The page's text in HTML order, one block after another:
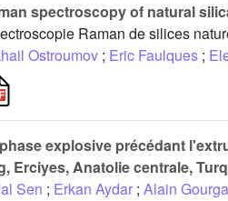
spectroscopy of natural
Raman de silices
Ostroumov ; Eric Faulques ;
explosive précédant
Erciyes, Anatolie centrale,
Sen ; Erkan Aydar ; Alain